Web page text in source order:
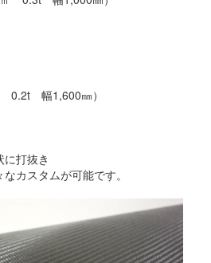
0.2t 幅1,600㎜）
打抜き
カスタムが可能です。